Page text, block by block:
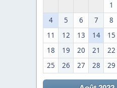
1
4
5 6 7 8
11
12 13 14 15
18
19 20 21 22
25
26 27 28 29